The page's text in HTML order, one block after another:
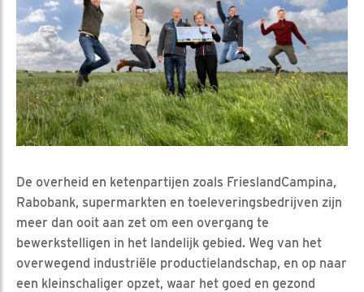
De overheid en ketenpartijen zoals FrieslandCampina,
Rabobank, supermarkten en toeleveringsbedrijven zijn
meer dan ooit aan zet om een overgang te
bewerkstelligen in het landelijk gebied. Weg van het
overwegend industriële productielandschap, en op naar
een kleinschaliger opzet, waar het goed en gezond